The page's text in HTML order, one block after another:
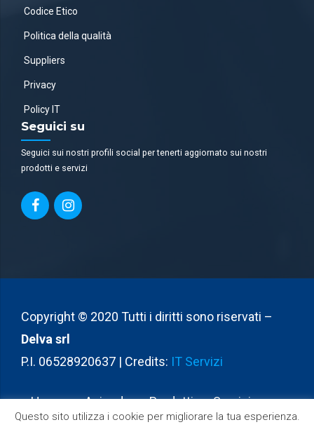
Codice Etico
Politica della qualità
Suppliers
Privacy
Policy IT
Seguici su
Seguici sui nostri profili social per tenerti aggiornato sui nostri
prodotti e servizi
Copyright © 2020 Tutti i diritti sono riservati –
Delva srl
P.I. 06528920637 | Credits: IT Servizi
Home Azienda Prodotti Servizi
Questo sito utilizza i cookie per migliorare la tua esperienza.